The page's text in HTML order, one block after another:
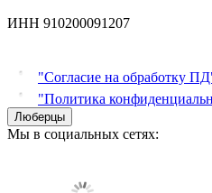
ИНН 910200091207
"Согласие на обработку
"Политика
Люберцы
Мы в социальных сетях: